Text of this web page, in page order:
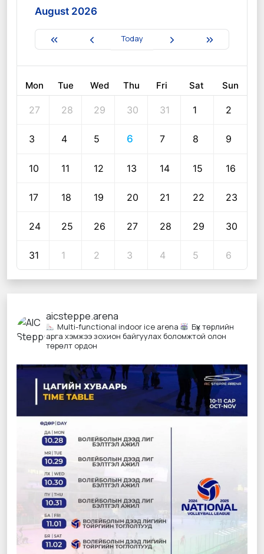
August 2026
Today
Mon Tue Wed Thu Fri Sat Sun
27 28 29 30 31 1 2
3 4 5 6 7 8 9
10 11 12 13 14 15 16
17 18 19 20 21 22 23
24 25 26 27 28 29 30
31 1 2 3 4 5 6
aicsteppe.arena
Multi-functional indoor ice arena
Бүх төрлийн
арга хэмжээ зохион байгуулах боломжтой олон
төрөлт ордон